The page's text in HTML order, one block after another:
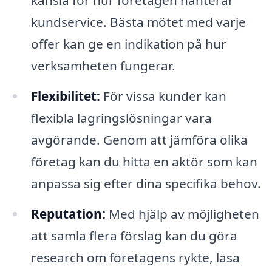
kundservice. Bästa mötet med varje
offer kan ge en indikation på hur
verksamheten fungerar.
Flexibilitet: För vissa kunder kan
flexibla lagringslösningar vara
avgörande. Genom att jämföra olika
företag kan du hitta en aktör som kan
anpassa sig efter dina specifika behov.
Reputation: Med hjälp av möjligheten
att samla flera förslag kan du göra
research om företagens rykte, läsa